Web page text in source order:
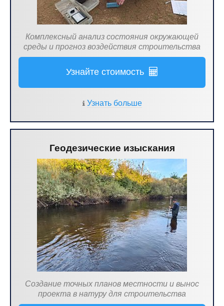
Комплексный анализ состояния окружающей
среды и прогноз воздействия строительства
Узнайте стоимость
Узнать больше
Геодезические изыскания
Создание точных планов местности и вынос
проекта в натуру для строительства